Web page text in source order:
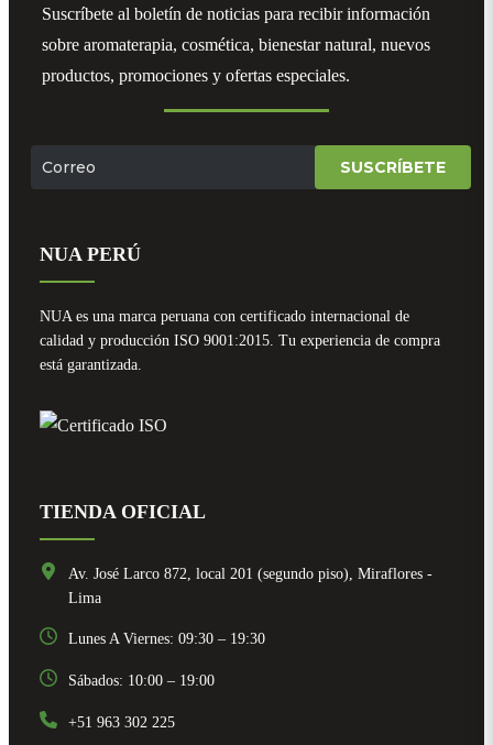
Suscríbete al boletín de noticias para recibir información
sobre aromaterapia, cosmética, bienestar natural, nuevos
productos, promociones y ofertas especiales.
SUSCRÍBETE
NUA PERÚ
NUA es una marca peruana con certificado internacional de
calidad y producción ISO 9001:2015. Tu experiencia de compra
está garantizada.
TIENDA OFICIAL
Av. José Larco 872, local 201 (segundo piso), Miraflores -
Lima
Lunes A Viernes: 09:30 – 19:30
Sábados: 10:00 – 19:00
+51 963 302 225